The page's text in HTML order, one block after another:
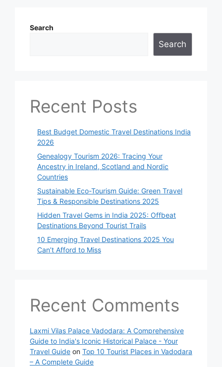
Search
Search
Recent Posts
Best Budget Domestic Travel Destinations India
2026
Genealogy Tourism 2026: Tracing Your
Ancestry in Ireland, Scotland and Nordic
Countries
Sustainable Eco-Tourism Guide: Green Travel
Tips & Responsible Destinations 2025
Hidden Travel Gems in India 2025: Offbeat
Destinations Beyond Tourist Trails
10 Emerging Travel Destinations 2025 You
Can’t Afford to Miss
Recent Comments
Laxmi Vilas Palace Vadodara: A Comprehensive
Guide to India's Iconic Historical Palace - Your
Travel Guide on Top 10 Tourist Places in Vadodara
– A Complete Guide